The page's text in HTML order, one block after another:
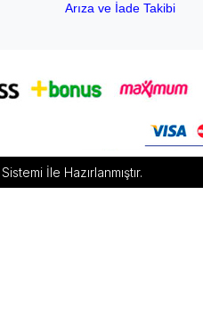
Arıza ve İade Takibi
İle Hazırlanmıştır.